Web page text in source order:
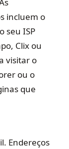
incluem o
seu ISP
Clix ou
visitar o
ou o
que
Endereços